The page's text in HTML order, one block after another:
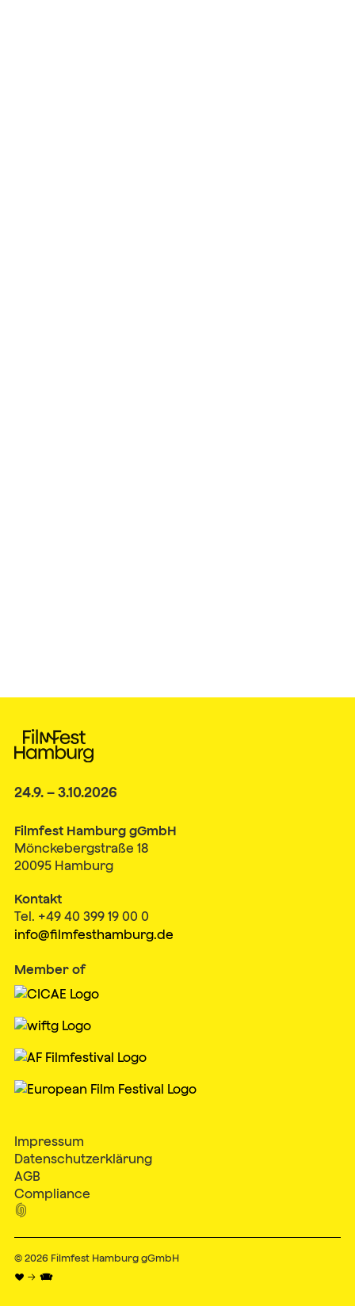
24.9. – 3.10.2026
Filmfest Hamburg gGmbH
Mönckebergstraße 18
20095 Hamburg
Kontakt
Tel. +49 40 399 19 00 0
info@filmfesthamburg.de
Member of
Impressum
Datenschutzerklärung
AGB
Compliance

© 2026 Filmfest Hamburg gGmbH
♥ → 